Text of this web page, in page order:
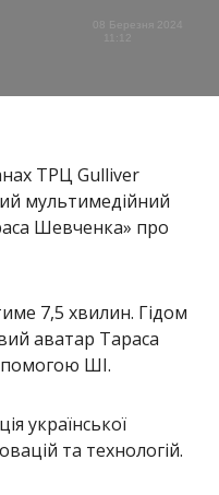
08 Березня 2024
ТРЦ Gulliver
мультимедійний
Шевченка» про
7,5 хвилин. Гідом
аватар Тараса
ШІ.
української
та технологій.